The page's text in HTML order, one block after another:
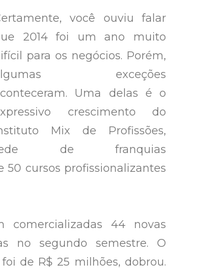
você ouviu falar
2014 foi um ano muito
para os negócios. Porém,
exceções
Uma delas é o
crescimento do
Mix de Profissões,
de franquias
50 cursos profissionalizantes
comercializadas 44 novas
no segundo semestre. O
de R$ 25 milhões, dobrou.